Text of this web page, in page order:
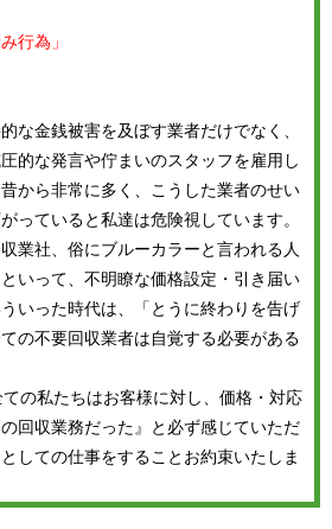
行為」
な金銭被害を及ぼす業者だけでなく、
的な発言や佇まいのスタッフを雇用し
から非常に多く、こうした業者のせい
っていると私達は危険視しています。
業社、俗にブルーカラーと言われる人
いって、不明瞭な価格設定・引き届い
いった時代は、「とうに終わりを告げ
の不要回収業者は自覚する必要がある
ての私たちはお客様に対し、価格・対応
回収業務だった』と必ず感じていただ
しての仕事をすることお約束いたしま